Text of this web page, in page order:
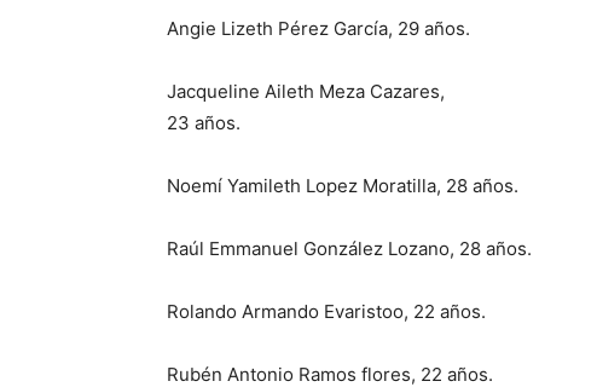
Angie Lizeth Pérez García, 29 años.
Jacqueline Aileth Meza Cazares,
23 años.
Noemí Yamileth Lopez Moratilla, 28 años.
Raúl Emmanuel González Lozano, 28 años.
Rolando Armando Evaristoo, 22 años.
Rubén Antonio Ramos flores, 22 años.